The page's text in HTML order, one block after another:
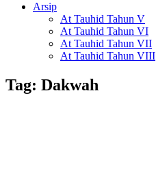
Arsip
At Tauhid Tahun V
At Tauhid Tahun VI
At Tauhid Tahun VII
At Tauhid Tahun VIII
Tag: Dakwah